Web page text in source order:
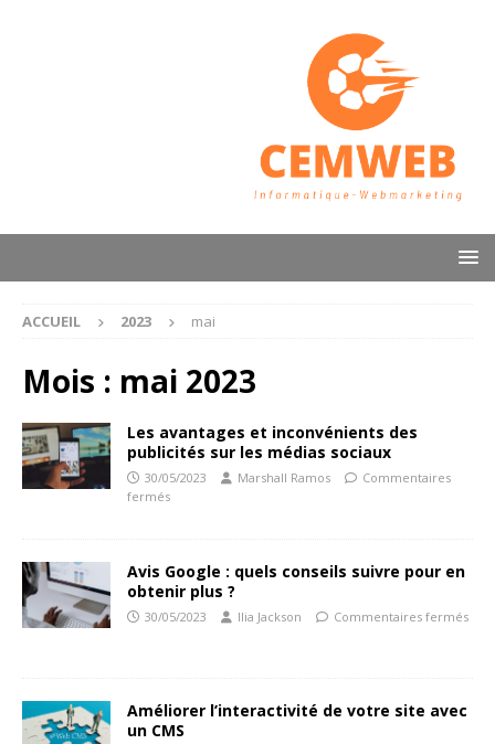
ACCUEIL 2023 mai
Mois : mai 2023
Les avantages et inconvénients des
publicités sur les médias sociaux
30/05/2023 Marshall Ramos
Commentaires
fermés
Avis Google : quels conseils suivre pour en
obtenir plus ?
30/05/2023 Ilia Jackson Commentaires fermés
Améliorer l’interactivité de votre site avec
un CMS